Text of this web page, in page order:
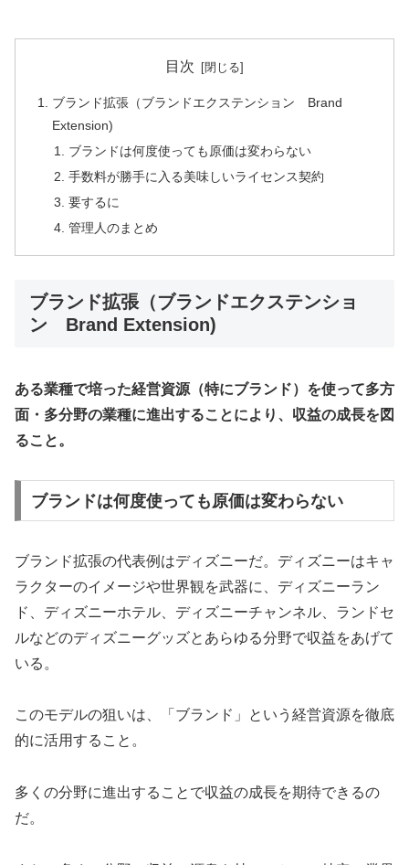
目次
ブランド拡張（ブランドエクステンション Brand
Extension)
ブランドは何度使っても原価は変わらない
手数料が勝手に入る美味しいライセンス契約
要するに
管理人のまとめ
ブランド拡張（ブランドエクステンショ
ン Brand Extension)
ある業種で培った経営資源（特にブランド）を使って多方
面・多分野の業種に進出することにより、収益の成長を図
ること。
ブランドは何度使っても原価は変わらない
ブランド拡張の代表例はディズニーだ。ディズニーはキャ
ラクターのイメージや世界観を武器に、ディズニーラン
ド、ディズニーホテル、ディズニーチャンネル、ランドセ
ルなどのディズニーグッズとあらゆる分野で収益をあげて
いる。
このモデルの狙いは、「ブランド」という経営資源を徹底
的に活用すること。
多くの分野に進出することで収益の成長を期待できるの
だ。